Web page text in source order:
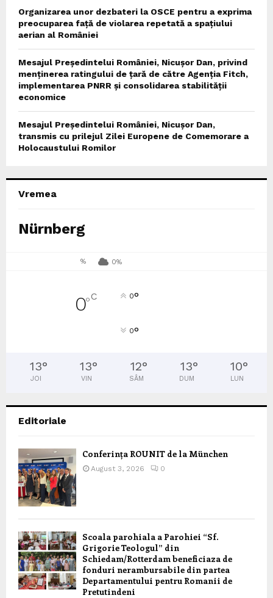
Organizarea unor dezbateri la OSCE pentru a exprima
preocuparea față de violarea repetată a spațiului
aerian al României
Mesajul Președintelui României, Nicușor Dan, privind
menținerea ratingului de țară de către Agenția Fitch,
implementarea PNRR și consolidarea stabilității
economice
Mesajul Președintelui României, Nicușor Dan,
transmis cu prilejul Zilei Europene de Comemorare a
Holocaustului Romilor
Vremea
Nürnberg
% 0%
0°C 0°
0°
13°
JOI
13°
VIN
12°
SÂM
13°
DUM
10°
LUN
Editoriale
Conferința ROUNIT de la München
August 3, 2026 0
Scoala parohiala a Parohiei “Sf.
Grigorie Teologul” din
Schiedam/Rotterdam beneficiaza de
fonduri nerambursabile din partea
Departamentului pentru Romanii de
Pretutindeni